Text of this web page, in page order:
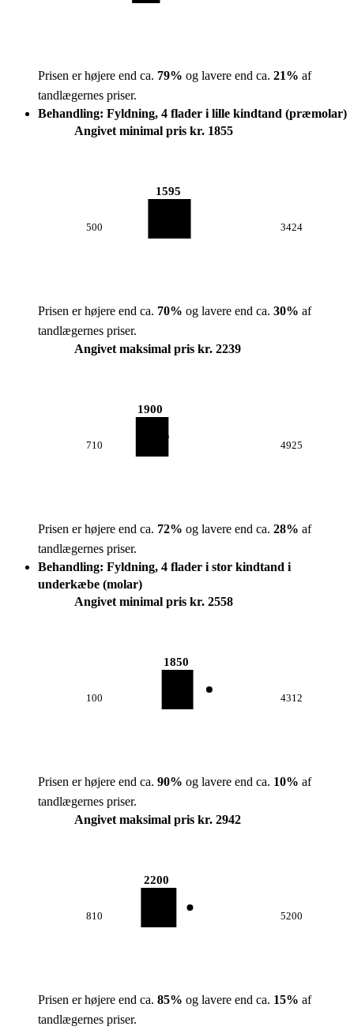
Prisen er højere end ca. 79% og lavere end ca. 21% af
tandlægernes priser.
Behandling: Fyldning, 4 flader i lille kindtand (præmolar)
Angivet minimal pris kr. 1855
500
1595
3424
Prisen er højere end ca. 70% og lavere end ca. 30% af
tandlægernes priser.
Angivet maksimal pris kr. 2239
710
1900
4925
Prisen er højere end ca. 72% og lavere end ca. 28% af
tandlægernes priser.
Behandling: Fyldning, 4 flader i stor kindtand i
underkæbe (molar)
Angivet minimal pris kr. 2558
100
1850
4312
Prisen er højere end ca. 90% og lavere end ca. 10% af
tandlægernes priser.
Angivet maksimal pris kr. 2942
810
2200
5200
Prisen er højere end ca. 85% og lavere end ca. 15% af
tandlægernes priser.